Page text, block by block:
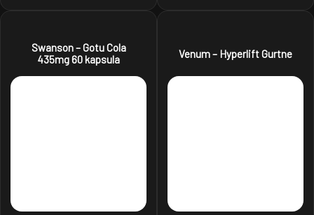
Swanson – Gotu Cola
435mg 60 kapsula
Venum – Hyperlift Gurtne